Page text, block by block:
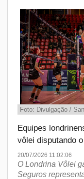
Foto: Divulgação /
Equipes
vôlei disputando
20/07/2026 11:02:06
O Londrina Vôlei
Seguros